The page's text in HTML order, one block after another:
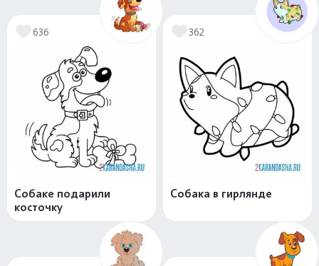
636
Собаке подарили
косточку
362
Собака в гирлянде